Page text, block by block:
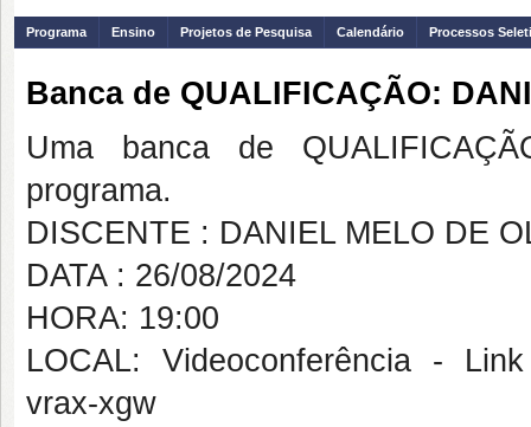
Programa Ensino Projetos de Pesquisa Calendário Processos
Banca de QUALIFICAÇÃO:
Uma banca de
programa.
DISCENTE : DANIEL MELO DE
DATA : 26/08/2024
HORA: 19:00
LOCAL: Videoconferência -
vrax-xgw